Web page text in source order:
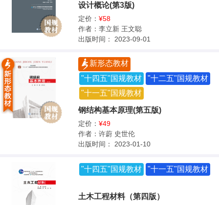
设计概论(第3版)
定价： ¥58
作者： 李立新 王文聪
出版时间：
2023-09-01
新形态教材
"十四五"国规教材
"十二五"国规教材
"十一五"国规教材
钢结构基本原理(第五版)
定价： ¥49
作者： 许蔚 史世伦
出版时间：
2023-01-10
"十四五"国规教材 "十一五"国规教材
土木工程材料（第四版）